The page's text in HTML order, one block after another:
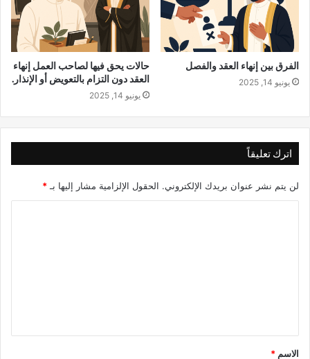
الفرق بين إنهاء العقد والفصل
يونيو 14, 2025
حالات يحق فيها لصاحب العمل إنهاء
العقد دون التزام بالتعويض أو الإنذار.
يونيو 14, 2025
اترك تعليقاً
لن يتم نشر عنوان بريدك الإلكتروني. الحقول الإلزامية مشار إليها بـ *
ق
*
الاسم *